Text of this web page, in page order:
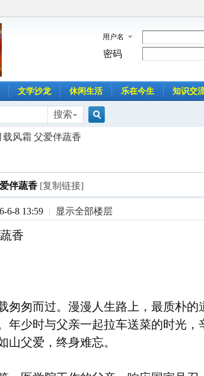
用户名
密码
文学沙龙 休闲生活 乐在今生 知识交
搜索
载风霜 父爱伴蔬香
伴蔬香 [复制链接]
6-8 13:59 | 显示全部楼层
香
匆匆而过。漫漫人生路上，最质朴
年少时与父亲一起拉车送菜的时光，
山父爱，终身难忘。